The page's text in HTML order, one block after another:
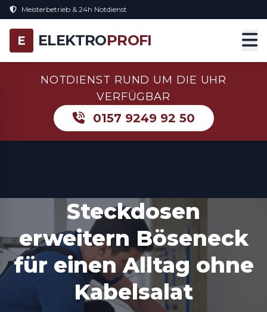
Meisterbetrieb & 24h Notdienst
E ELEKTROPROFI
NOTDIENST RUND UM DIE UHR
VERFÜGBAR
0157 9249 92 50
Steckdosen
erweitern Böseneck
für einen Alltag ohne
Kabelsalat